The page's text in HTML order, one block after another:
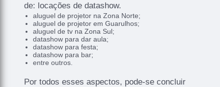
de: locações de datashow.
aluguel de projetor na Zona Norte;
aluguel de projetor em Guarulhos;
aluguel de tv na Zona Sul;
datashow para dar aula;
datashow para festa;
datashow para bar;
entre outros.
Por todos esses aspectos, pode-se concluir